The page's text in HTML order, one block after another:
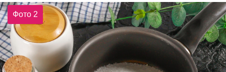
Фото 2